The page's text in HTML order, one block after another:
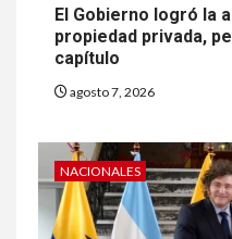
El Gobierno logró la
propiedad privada,
capítulo
agosto 7, 2026
NACIONALES